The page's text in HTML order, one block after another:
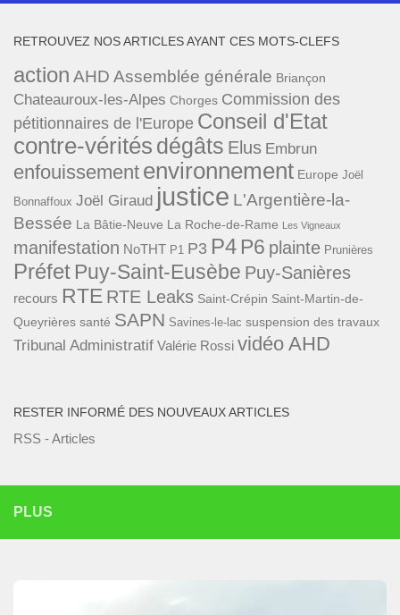
RETROUVEZ NOS ARTICLES AYANT CES MOTS-CLEFS
action AHD Assemblée générale Briançon
Chateauroux-les-Alpes Chorges Commission des
pétitionnaires de l'Europe Conseil d'Etat
contre-vérités dégâts Elus Embrun
enfouissement environnement Europe Joël
Bonnaffoux Joël Giraud justice L'Argentière-la-
Bessée La Bâtie-Neuve La Roche-de-Rame Les Vigneaux
manifestation NoTHT P1 P3 P4 P6 plainte Prunières
Préfet Puy-Saint-Eusèbe Puy-Sanières
recours RTE RTE Leaks Saint-Crépin Saint-Martin-de-
Queyrières santé SAPN Savines-le-lac suspension des travaux
Tribunal Administratif Valérie Rossi vidéo AHD
RESTER INFORMÉ DES NOUVEAUX ARTICLES
RSS - Articles
PLUS